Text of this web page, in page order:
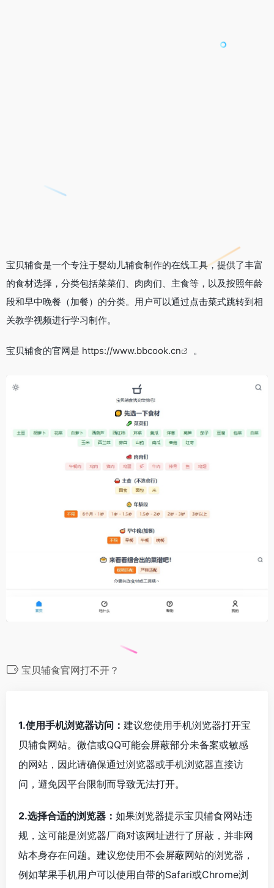
宝贝辅食是一个专注于婴幼儿辅食制作的在线工具，提供了丰富
的食材选择，分类包括菜菜们、肉肉们、主食等，以及按照年龄
段和早中晚餐（加餐）的分类。用户可以通过点击菜式跳转到相
关教学视频进行学习制作。
宝贝辅食的官网是 https://www.bbcook.cn 。
宝贝辅食官网打不开？
1.使用手机浏览器访问： 建议您使用手机浏览器打开宝
贝辅食网站。微信或QQ可能会屏蔽部分未备案或敏感
的网站，因此请确保通过浏览器或手机浏览器直接访
问，避免因平台限制而导致无法打开。
2.选择合适的浏览器： 如果浏览器提示宝贝辅食网站违
规，这可能是浏览器厂商对该网址进行了屏蔽，并非网
站本身存在问题。建议您使用不会屏蔽网站的浏览器，
例如苹果手机用户可以使用自带的Safari或Chrome浏